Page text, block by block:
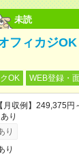
未読
フィカジ
OK WEB登録・
収例】249,375
り
り
り